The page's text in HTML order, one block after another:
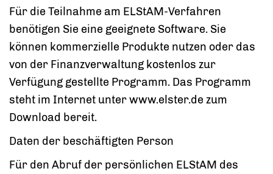
Für die Teilnahme am ELStAM-Verfahren
benötigen Sie eine geeignete Software. Sie
können kommerzielle Produkte nutzen oder das
von der Finanzverwaltung kostenlos zur
Verfügung gestellte Programm. Das Programm
steht im Internet unter www.elster.de zum
Download bereit.
Daten der beschäftigten Person
Für den Abruf der persönlichen ELStAM des